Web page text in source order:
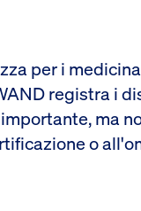
per i
registra i
ma
o